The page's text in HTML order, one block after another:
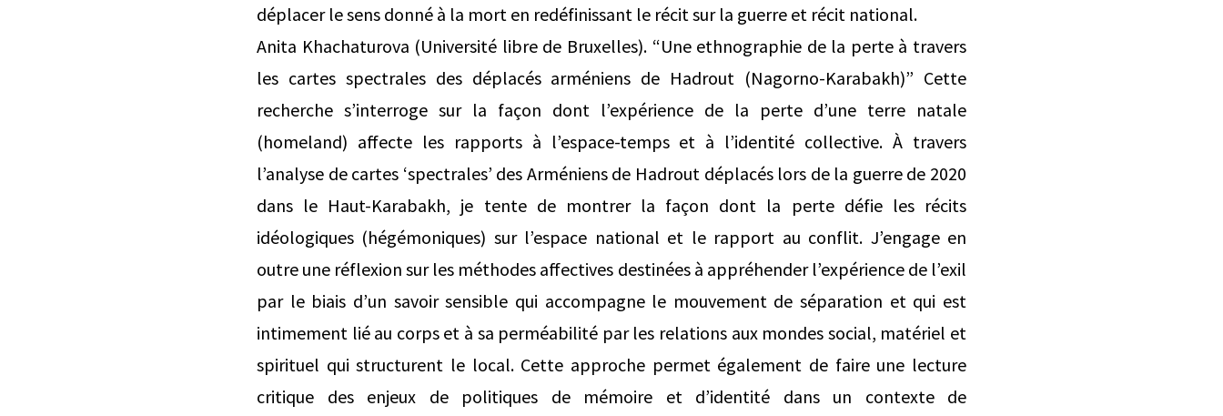
déplacer le sens donné à la mort en redéfinissant le récit sur la guerre et récit national.
Anita Khachaturova (Université libre de Bruxelles). “Une ethnographie de la perte à travers
les cartes spectrales des déplacés arméniens de Hadrout (Nagorno-Karabakh)” Cette
recherche s’interroge sur la façon dont l’expérience de la perte d’une terre natale
(homeland) affecte les rapports à l’espace-temps et à l’identité collective. À travers
l’analyse de cartes ‘spectrales’ des Arméniens de Hadrout déplacés lors de la guerre de 2020
dans le Haut-Karabakh, je tente de montrer la façon dont la perte défie les récits
idéologiques (hégémoniques) sur l’espace national et le rapport au conflit. J’engage en
outre une réflexion sur les méthodes affectives destinées à appréhender l’expérience de l’exil
par le biais d’un savoir sensible qui accompagne le mouvement de séparation et qui est
intimement lié au corps et à sa perméabilité par les relations aux mondes social, matériel et
spirituel qui structurent le local. Cette approche permet également de faire une lecture
critique des enjeux de politiques de mémoire et d’identité dans un contexte de